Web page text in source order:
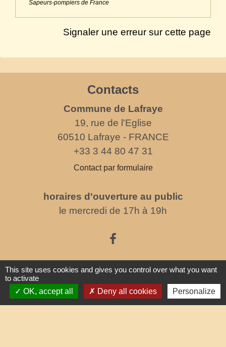
Sapeurs-pompiers de France
Signaler une erreur sur cette page
Contacts
Commune de Lafraye
19, rue de l'Eglise
60510 Lafraye - FRANCE
+33 3 44 80 47 31
Contact par formulaire
horaires d'ouverture au public
le mercredi de 17h à 19h
Oise mobilité
This site uses cookies and gives you control over what you want
to activate
OK, accept all
Deny all cookies Personalize